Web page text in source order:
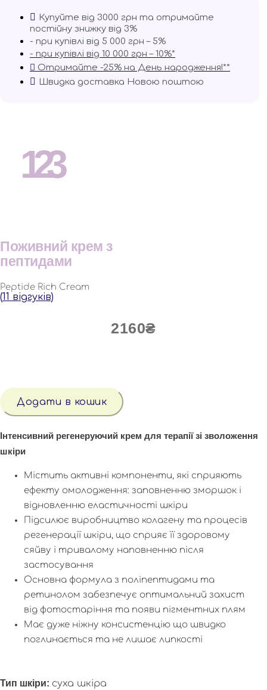
Купуйте від 3000 грн та отримайте
постійну знижку від 3%
- при купівлі від 5 000 грн – 5%
- при купівлі від 10 000 грн – 10%*
Отримайте -25% на День народження!**
Швидка доставка Новою поштою
123
Поживний крем з
пептидами
Peptide Rich Cream
(11 відгуків)
2160₴
КРЕМ
З
ПЕПТИДАМИ
Додати в кошик
Інтенсивний регенеруючий крем для терапії зі зволоження
шкіри
Містить активні компоненти, які сприяють
ефекту омолодження: заповненню зморшок і
відновленню еластичності шкіри
Підсилює виробництво колагену та процесів
регенерації шкіри, що сприяє її здоровому
сяйву і тривалому наповненню після
застосування
Основна формула з поліпептидами та
ретинолом забезпечує оптимальний захист
від фотостаріння та появи пігментних плям
Має дуже ніжну консистенцію що швидко
поглинається та не лишає липкості
Тип шкіри: суха шкіра